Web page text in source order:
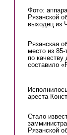
Фото:
Рязанской
выходец из
Рязанская
место из 85-
по качеству
составило
ареста
Стало
Рязанской